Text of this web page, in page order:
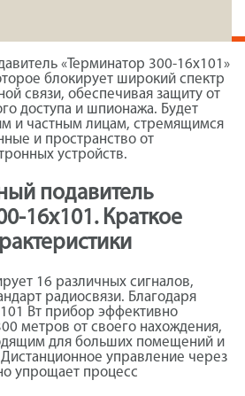
«Терминатор 300-16х101»
блокирует широкий спектр
связи, обеспечивая защиту от
доступа и шпионажа. Будет
и частным лицам, стремящимся
и пространство от
устройств.
подавитель
16х101. Краткое
16 различных сигналов,
радиосвязи. Благодаря
Вт прибор эффективно
метров от своего нахождения,
для больших помещений и
управление через
упрощает процесс